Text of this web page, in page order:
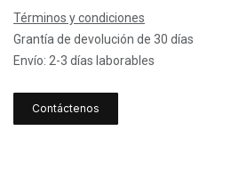
Términos y condiciones
Grantía de devolución de 30 días
Envío: 2-3 días laborables
Contáctenos